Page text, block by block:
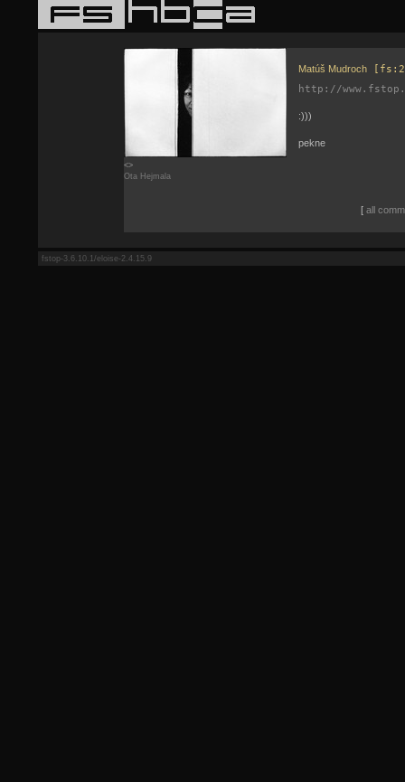
<>
Ota Hejmala
Matúš Mudroch
http://
:)))
pekne
[ all
fstop-3.6.10.1/eloise-2.4.15.9